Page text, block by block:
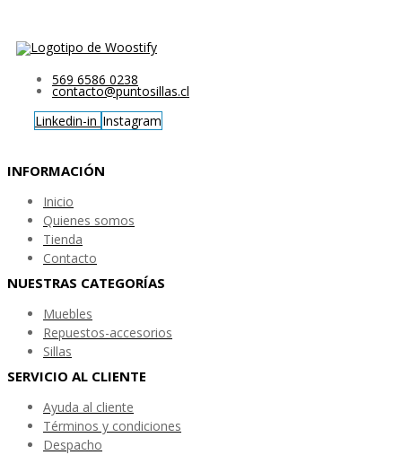
569 6586 0238
contacto@puntosillas.cl
Linkedin-in Instagram
INFORMACIÓN
Inicio
Quienes somos
Tienda
Contacto
NUESTRAS CATEGORÍAS
Muebles
Repuestos-accesorios
Sillas
SERVICIO AL CLIENTE
Ayuda al cliente
Términos y condiciones
Despacho